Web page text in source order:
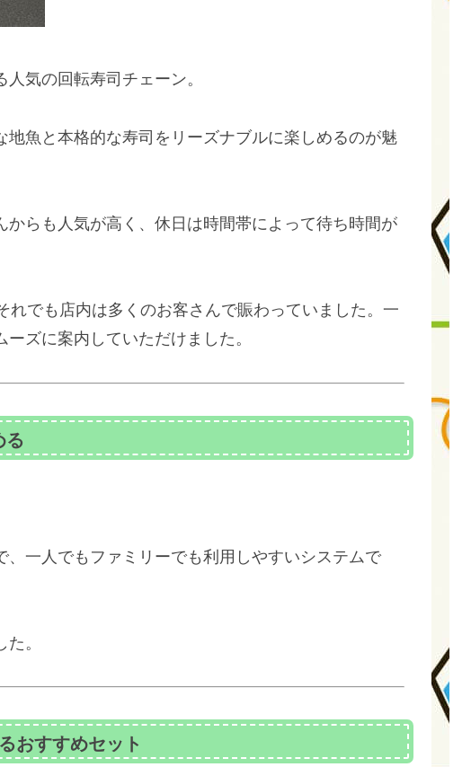
気の回転寿司チェーン。
魚と本格的な寿司をリーズナブルに楽しめるのが魅
らも人気が高く、休日は時間帯によって待ち時間が
でも店内は多くのお客さんで賑わっていました。一
ズに案内していただけました。
る
一人でもファミリーでも利用しやすいシステムで
。
おすすめセット